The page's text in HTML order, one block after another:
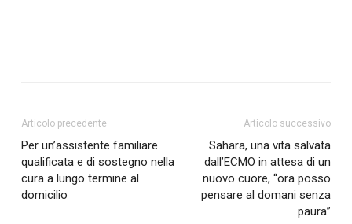
Articolo precedente
Per un’assistente familiare
qualificata e di sostegno nella
cura a lungo termine al
domicilio
Articolo successivo
Sahara, una vita salvata
dall’ECMO in attesa di un
nuovo cuore, “ora posso
pensare al domani senza
paura”